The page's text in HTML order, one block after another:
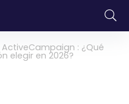
: ¿Qué
elegir en 2026?